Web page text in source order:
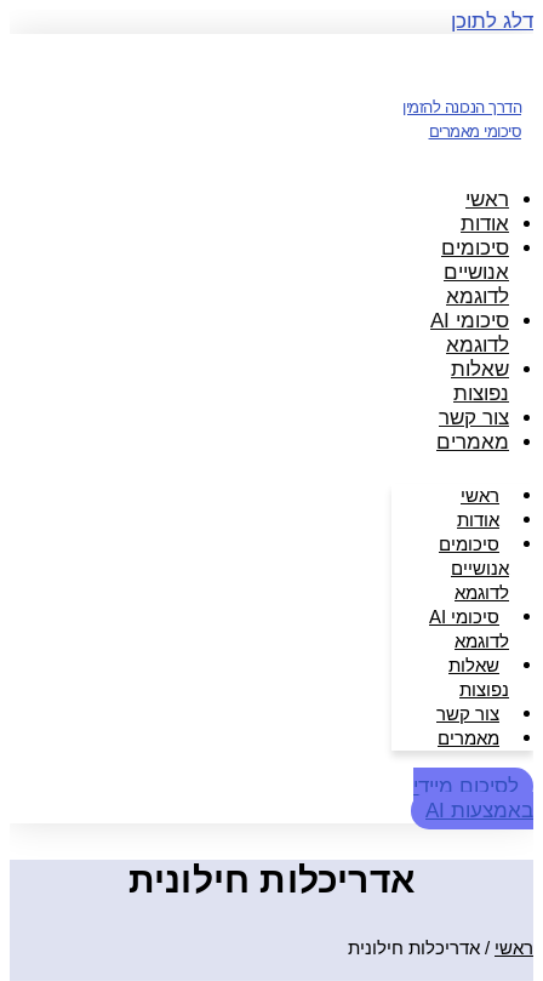
דלג לתוכן
הדרך הנכונה להזמין
סיכומי מאמרים
ראשי
אודות
סיכומים
אנושיים
לדוגמא
סיכומי AI
לדוגמא
שאלות
נפוצות
צור קשר
מאמרים
ראשי
אודות
סיכומים
אנושיים
לדוגמא
סיכומי AI
לדוגמא
שאלות
נפוצות
צור קשר
מאמרים
לסיכום מיידי
באמצעות AI
אדריכלות חילונית
ראשי / אדריכלות חילונית